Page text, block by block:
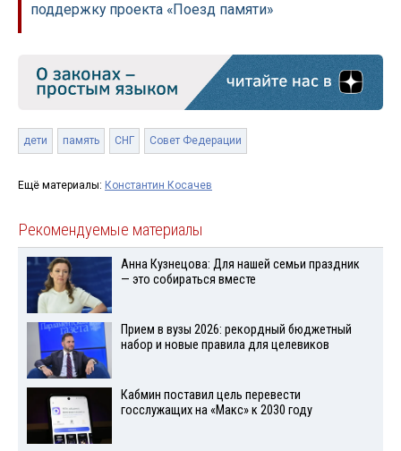
поддержку проекта «Поезд памяти»
дети память СНГ Совет Федерации
Ещё материалы: Константин Косачев
Рекомендуемые материалы
Анна Кузнецова: Для нашей семьи праздник
— это собираться вместе
Прием в вузы 2026: рекордный бюджетный
набор и новые правила для целевиков
Кабмин поставил цель перевести
госслужащих на «Макс» к 2030 году